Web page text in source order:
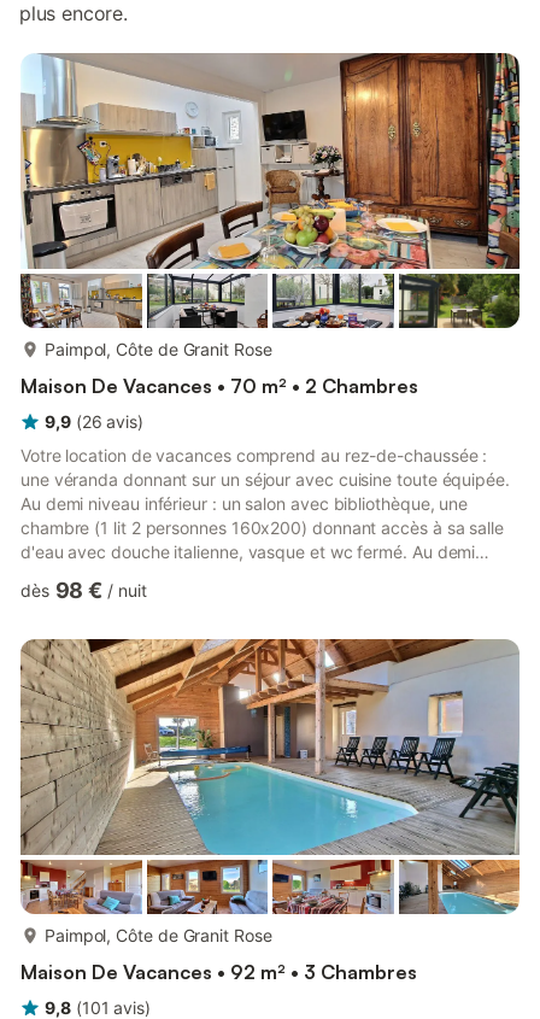
plus encore.
Paimpol, Côte de Granit Rose
Maison De Vacances • 70 m² • 2 Chambres
9,9 (26 avis)
Votre location de vacances comprend au rez-de-chaussée :
une véranda donnant sur un séjour avec cuisine toute équipée.
Au demi niveau inférieur : un salon avec bibliothèque, une
chambre (1 lit 2 personnes 160x200) donnant accès à sa salle
d'eau avec douche italienne, vasque et wc fermé. Au demi
80x200 pouvant se jumeler) donnant accès à sa salle d'eau
les 2 chambres ne sont pas au même niveau. Une télévision par
internet donc multichaînes en bas et une télévision sur TNT S...
dès 98 € / nuit
Paimpol, Côte de Granit Rose
Maison De Vacances • 92 m² • 3 Chambres
9,8 (101 avis)